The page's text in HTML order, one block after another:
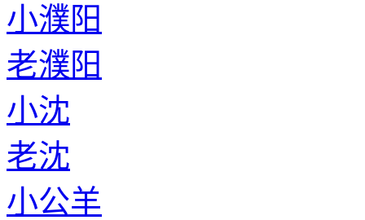
小濮阳
老濮阳
小沈
老沈
小公羊